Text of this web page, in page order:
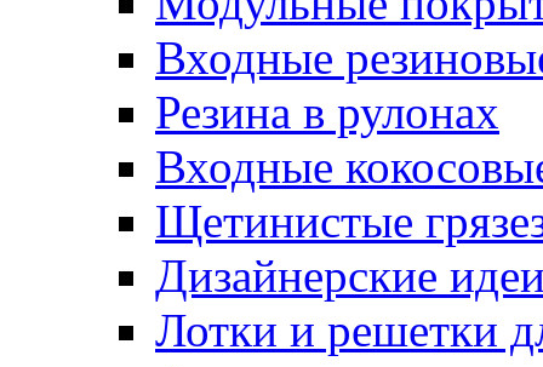
Входные
Резина в рулонах
Входные
Щетинистые
Дизайнерские
Лотки и решетки